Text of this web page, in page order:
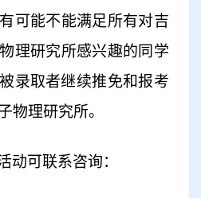
可能不能满足所有对吉
理研究所感兴趣的同学
录取者继续推免和报考
物理研究所。
动可联系咨询：